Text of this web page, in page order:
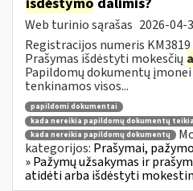
Web turinio sąrašas 2026-04-
Registracijos numeris
Prašymas išdėstyti mokesčių
Papildomų dokumentų
tenkinamos visos...
papildomi dokumentai
kada nereikia papildomų dokumentų
kada nereikia papildomų dokumentų
kategorijos: Prašymai,
» Pažymų užsakymas ir
atidėti arba išdėstyti